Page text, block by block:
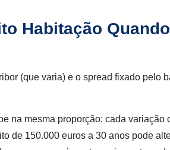
Habitação
(que varia) e o spread fixado pelo
na mesma proporção: cada variação
de 150.000 euros a 30 anos pode